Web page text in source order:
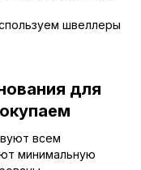
швеллеры
для
всем
минимальную